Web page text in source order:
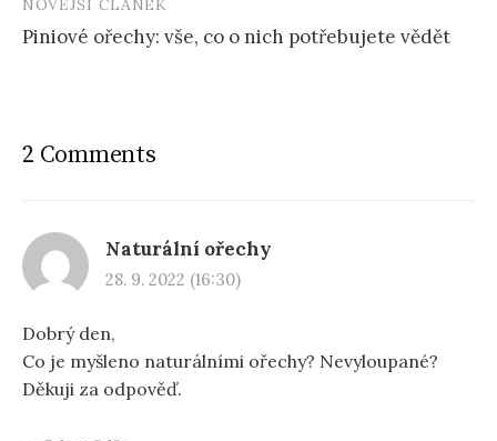
NOVĚJŠÍ ČLÁNEK
Piniové ořechy: vše, co o nich potřebujete vědět
2 Comments
Naturální ořechy
28. 9. 2022 (16:30)
Dobrý den,
Co je myšleno naturálními ořechy? Nevyloupané?
Děkuji za odpověď.